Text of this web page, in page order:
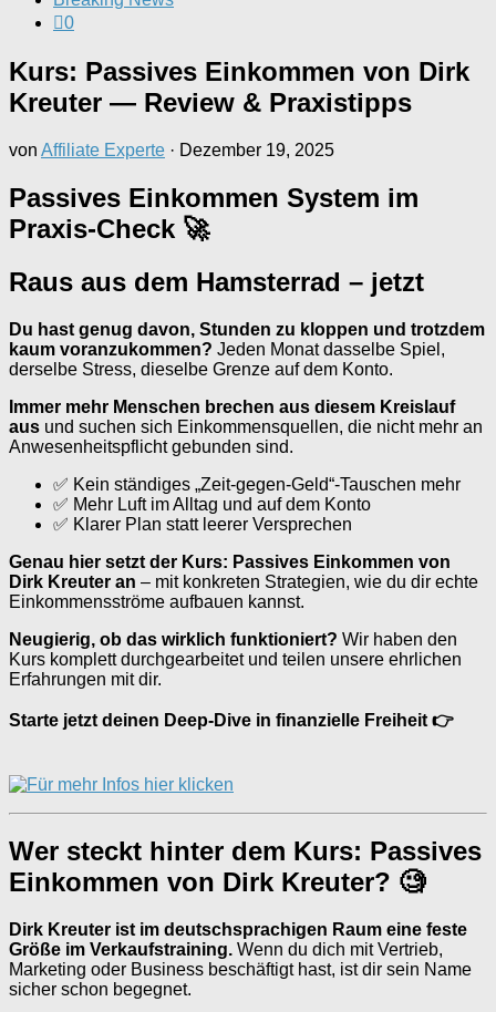
0
Kurs: Passives Einkommen von Dirk
Kreuter — Review & Praxistipps
von Affiliate Experte · Dezember 19, 2025
Passives Einkommen System im
Praxis-Check 🚀
Raus aus dem Hamsterrad – jetzt
Du hast genug davon, Stunden zu kloppen und trotzdem
kaum voranzukommen? Jeden Monat dasselbe Spiel,
derselbe Stress, dieselbe Grenze auf dem Konto.
Immer mehr Menschen brechen aus diesem Kreislauf
aus und suchen sich Einkommensquellen, die nicht mehr an
Anwesenheitspflicht gebunden sind.
✅ Kein ständiges „Zeit-gegen-Geld“-Tauschen mehr
✅ Mehr Luft im Alltag und auf dem Konto
✅ Klarer Plan statt leerer Versprechen
Genau hier setzt der Kurs: Passives Einkommen von
Dirk Kreuter an – mit konkreten Strategien, wie du dir echte
Einkommensströme aufbauen kannst.
Neugierig, ob das wirklich funktioniert? Wir haben den
Kurs komplett durchgearbeitet und teilen unsere ehrlichen
Erfahrungen mit dir.
Starte jetzt deinen Deep-Dive in finanzielle Freiheit 👉
Wer steckt hinter dem Kurs: Passives
Einkommen von Dirk Kreuter? 🧐
Dirk Kreuter ist im deutschsprachigen Raum eine feste
Größe im Verkaufstraining. Wenn du dich mit Vertrieb,
Marketing oder Business beschäftigt hast, ist dir sein Name
sicher schon begegnet.